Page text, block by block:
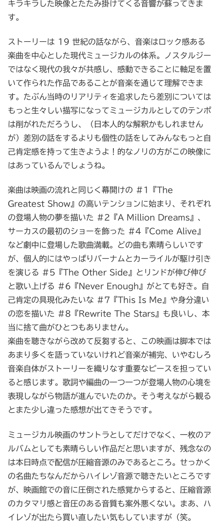
キラキラした映像とたたみ掛けてくる音響が蘇ってきま
す。
ストーリーは 19 世紀の話ながら、音楽はロック感ある
楽曲を中心とした現代ミュージカルの体系。ノスタルジー
ではなく現代の我々が共感し、感動できることに軸足を置
いて作られた作品であることが音楽を通じて理解できま
す。たぶん当時のリアリティを追求したら差別については
もっと生々しい描写になってミュージカルとしてのテンポ
は削がれただろうし、（日本人的な解釈かもしれません
が）差別の話をするよりも個性の話をしてみんなもっと自
己肯定感を持って生きようよ！的なノリの方がこの映像に
はあっているんでしょうね。
楽曲は映画の流れと同じく幕開けの #1『The
Greatest Show』の高いテンションに始まり、それぞれ
の登場人物の夢を描いた #2『A Million Dreams』、
サーカスの最初のショーを飾った #4『Come Alive』
など劇中に登場した歌曲満載。どの曲も素晴らしいです
が、個人的にはやっぱりバーナムとカーライルが駆け引き
を演じる #5『The Other Side』とリンドが伸び伸び
と歌い上げる #6『Never Enough』がとても好き。自
己肯定の具現化みたいな #7『This Is Me』や身分違い
の恋を描いた #8『Rewrite The Stars』も良いし、本
当に捨て曲がひとつもありません。
楽曲を聴きながら改めて反芻すると、この映画は脚本では
あまり多くを語っていないけれど音楽が補完、いやむしろ
音楽自体がストーリーを織りなす重要なピースを担ってい
ると感じます。歌詞や編曲の一つ一つが登場人物の心境を
表現しながら物語が進んでいたのか。そう考えながら観る
とまた少し違った感想が出てきそうです。
ミュージカル映画のサントラとしてだけでなく、一枚のア
ルバムとしても素晴らしい作品だと思いますが、残念なの
は本日時点で配信が圧縮音源のみであるところ。せっかく
の名曲たちなんだからハイレゾ音源で聴きたいところです
が、映画館での音に圧倒された感覚からすると、圧縮音源
のカタマリ感と音圧のある音質も案外悪くない。まあ、ハ
イレゾが出たら買い直したい気もしていますが（笑。